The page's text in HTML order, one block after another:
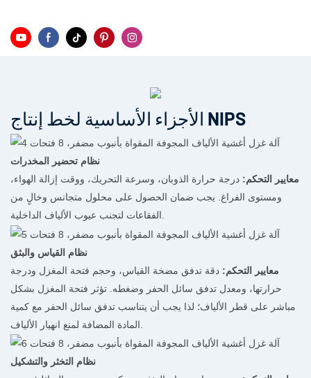
الأجزاء الأساسية لخط إنتاج NIPS
نظام تحضير المخدرات
معايير التحكم: درجة حرارة الذوبان، وسرعة التحريك، ووقت إزالة الهواء،
ومستوى الفراغ. يجب ضمان الحصول على محلول متجانس وخالٍ من
الفقاعات لتجنب عيوب الألياف الداخلية.
نظام القياس والبثق
معايير التحكم: دقة تدفق مضخة القياس، وحجم فتحة المغزل ودرجة
حرارتها، ومعدل تدفق سائل الحفر وضغطه. تؤثر فتحة المغزل بشكل
مباشر على قطر الألياف؛ لذا يجب أن يتناسب تدفق سائل الحفر مع كمية
نظام التخثر والتشكيل